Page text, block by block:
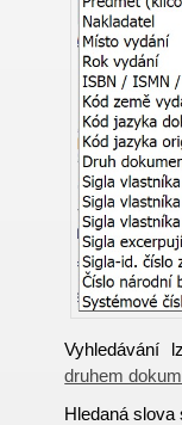
Vyhledávání
druhem
Hledaná